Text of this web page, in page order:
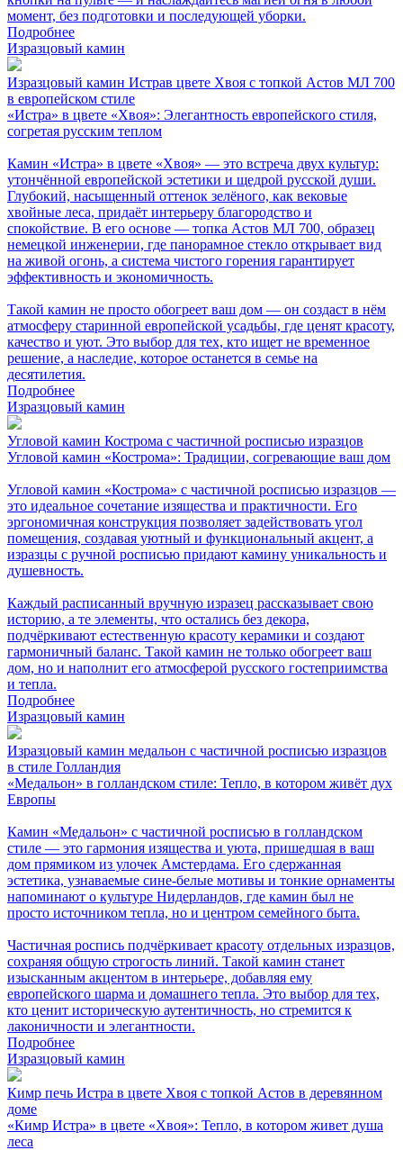
момент, без подготовки и последующей уборки.
Подробнее
Изразцовый камин
Изразцовый камин Истрав цвете Хвоя с топкой Астов МЛ 700
в европейском стиле
«Истра» в цвете «Хвоя»: Элегантность европейского стиля,
согретая русским теплом
Камин «Истра» в цвете «Хвоя» — это встреча двух культур:
утончённой европейской эстетики и щедрой русской души.
Глубокий, насыщенный оттенок зелёного, как вековые
хвойные леса, придаёт интерьеру благородство и
спокойствие. В его основе — топка Астов МЛ 700, образец
немецкой инженерии, где панорамное стекло открывает вид
на живой огонь, а система чистого горения гарантирует
эффективность и экономичность.
Такой камин не просто обогреет ваш дом — он создаст в нём
атмосферу старинной европейской усадьбы, где ценят красоту,
качество и уют. Это выбор для тех, кто ищет не временное
решение, а наследие, которое останется в семье на
десятилетия.
Подробнее
Изразцовый камин
Угловой камин Кострома с частичной росписью изразцов
Угловой камин «Кострома»: Традиции, согревающие ваш дом
Угловой камин «Кострома» с частичной росписью изразцов —
это идеальное сочетание изящества и практичности. Его
эргономичная конструкция позволяет задействовать угол
помещения, создавая уютный и функциональный акцент, а
изразцы с ручной росписью придают камину уникальность и
душевность.
Каждый расписанный вручную изразец рассказывает свою
историю, а те элементы, что остались без декора,
подчёркивают естественную красоту керамики и создают
гармоничный баланс. Такой камин не только обогреет ваш
дом, но и наполнит его атмосферой русского гостеприимства
и тепла.
Подробнее
Изразцовый камин
Изразцовый камин медальон с частичной росписью изразцов
в стиле Голландия
«Медальон» в голландском стиле: Тепло, в котором живёт дух
Европы
Камин «Медальон» с частичной росписью в голландском
стиле — это гармония изящества и уюта, пришедшая в ваш
дом прямиком из улочек Амстердама. Его сдержанная
эстетика, узнаваемые сине-белые мотивы и тонкие орнаменты
напоминают о культуре Нидерландов, где камин был не
просто источником тепла, но и центром семейного быта.
Частичная роспись подчёркивает красоту отдельных изразцов,
сохраняя общую строгость линий. Такой камин станет
изысканным акцентом в интерьере, добавляя ему
европейского шарма и домашнего тепла. Это выбор для тех,
кто ценит историческую аутентичность, но стремится к
лаконичности и элегантности.
Подробнее
Изразцовый камин
Кимр печь Истра в цвете Хвоя с топкой Астов в деревянном
доме
«Кимр Истра» в цвете «Хвоя»: Тепло, в котором живет душа
леса